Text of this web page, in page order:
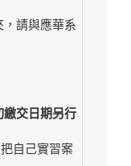
請與應華系
繳交日期另行
自己實習案